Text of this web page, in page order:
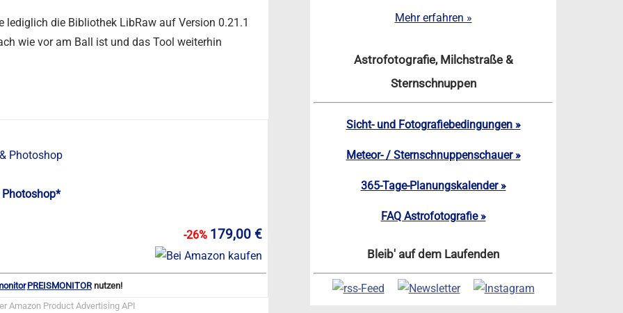
die Bibliothek LibRaw auf Version 0.21.1
wie vor am Ball ist und das Tool weiterhin
-26% 179,00 €
PREISMONITORnutzen!
Amazon Product Advertising API
Mehr erfahren »
Astrofotografie, Milchstraße &
Sternschnuppen
Sicht- und Fotografiebedingungen »
Meteor- / Sternschnuppenschauer »
365-Tage-Planungskalender »
FAQ Astrofotografie »
Bleib' auf dem Laufenden